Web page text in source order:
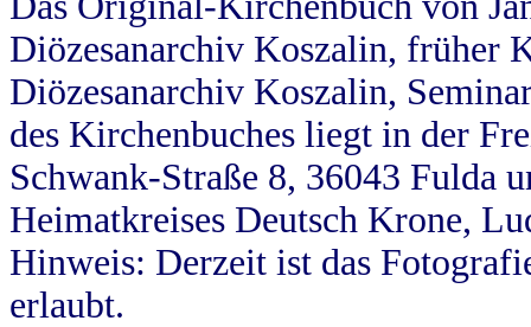
Diözesanarchiv Koszalin, früher
Diözesanarchiv Koszalin,
des Kirchenbuches liegt in der
Schwank-Straße 8, 36043 Fulda
Heimatkreises Deutsch Krone,
Hinweis: Derzeit ist das
erlaubt.